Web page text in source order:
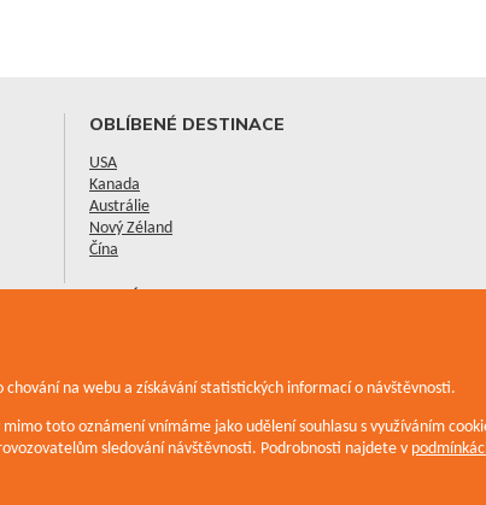
OBLÍBENÉ DESTINACE
USA
Kanada
Austrálie
Nový Zéland
Čína
NOVÉ CESTOPISY
Národní parky Alberty - Banff a Jasper
Zobrazit všechny cestopisy
chování na webu a získávání statistických informací o návštěvnosti.
toto oznámení vnímáme jako udělení souhlasu s využíváním
sledování návštěvnosti. Podrobnosti najdete v